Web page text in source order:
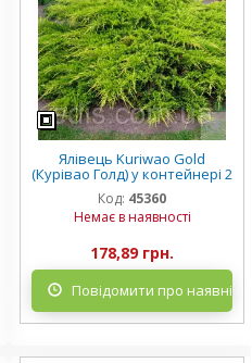
Ялівець Kuriwao Gold
(Курівао Голд) у контейнері 2
л
Код: 45360
Немає в наявності
178,89 грн.
Повідомити про